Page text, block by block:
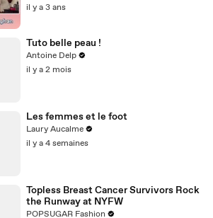
il y a 3 ans
Tuto belle peau !
Antoine Delp
il y a 2 mois
Les femmes et le foot
Laury Aucalme
il y a 4 semaines
Topless Breast Cancer Survivors Rock
the Runway at NYFW
POPSUGAR Fashion